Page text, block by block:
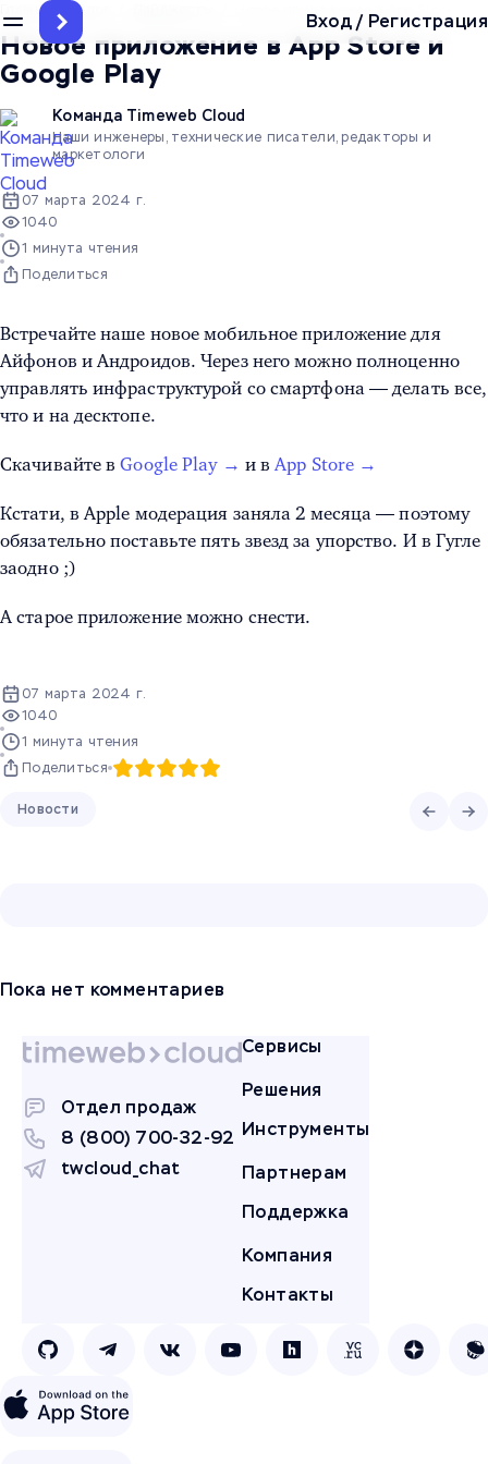
Вход/ Регистрация
Главная Блог
Новое приложение в App Store и
Google Play
Команда Timeweb Cloud
Наши инженеры, технические писатели, редакторы и
маркетологи
07 марта 2024 г.
1040
1 минута чтения
Поделиться
Встречайте наше новое мобильное приложение для
Айфонов и Андроидов. Через него можно полноценно
управлять инфраструктурой со смартфона — делать все,
что и на десктопе.
Скачивайте вGoogle Play → и вApp Store →
Кстати, в Apple модерация заняла 2 месяца — поэтому
обязательно поставьте пять звезд за упорство. И в Гугле
заодно ;)
А старое приложение можно снести.
07 марта 2024 г.
1040
1 минута чтения
Поделиться
Новости
Пока нет комментариев
Отдел продаж
8 (800) 700-32-92
twcloud_chat
Сервисы
Решения
Инструменты
Партнерам
Поддержка
Компания
Контакты